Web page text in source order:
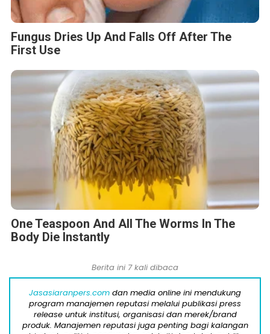
Fungus Dries Up And Falls Off After The
First Use
One Teaspoon And All The Worms In The
Body Die Instantly
Berita ini 7 kali dibaca
Jasasiaranpers.com dan media online ini mendukung
program manajemen reputasi melalui publikasi press
release untuk institusi, organisasi dan merek/brand
produk. Manajemen reputasi juga penting bagi kalangan